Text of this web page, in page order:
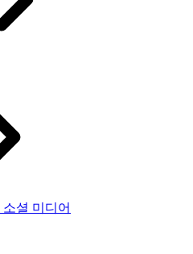
소셜 미디어